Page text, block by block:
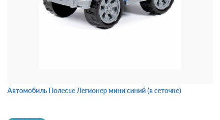
Автомобиль Полесье Легионер мини синий (в сеточке)